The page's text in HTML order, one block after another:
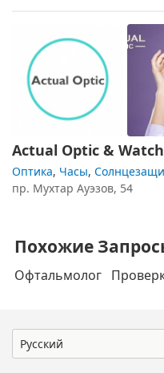
Actual Optic &
Оптика, Часы,
пр. Мухтар Ауэзов, 54
Похожие
Офтальмолог
Русский